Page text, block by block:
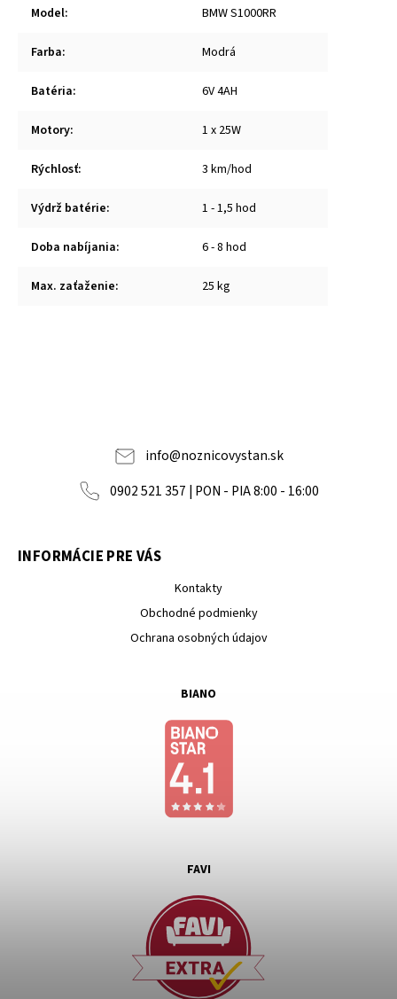
Model: BMW S1000RR
Farba: Modrá
Batéria: 6V 4AH
Motory: 1 x 25W
Rýchlosť: 3 km/hod
Výdrž batérie: 1 - 1,5 hod
Doba nabíjania: 6 - 8 hod
Max. zaťaženie: 25 kg
info@noznicovystan.sk
0902 521 357 | PON - PIA 8:00 - 16:00
INFORMÁCIE PRE VÁS
Kontakty
Obchodné podmienky
Ochrana osobných údajov
BIANO
FAVI